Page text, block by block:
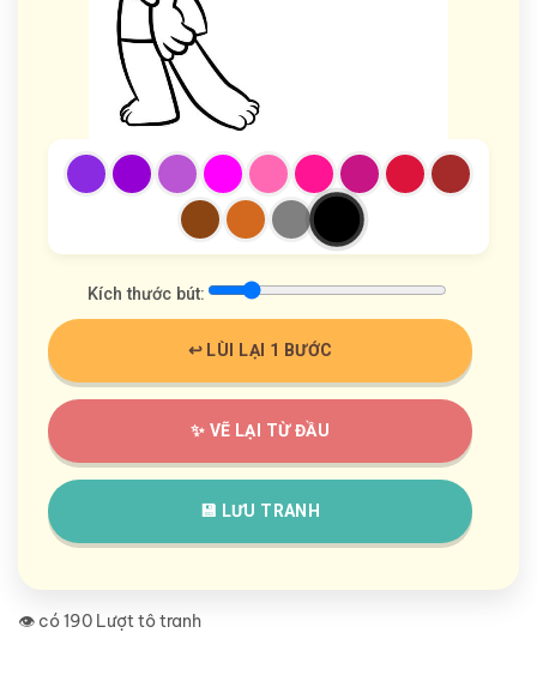
Kích thước bút:
↩️ LÙI LẠI 1 BƯỚC
✨ VẼ LẠI TỪ ĐẦU
💾 LƯU TRANH
👁️ có 190 Lượt tô tranh